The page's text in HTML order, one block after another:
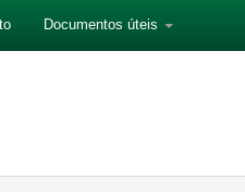
Documentos úteis